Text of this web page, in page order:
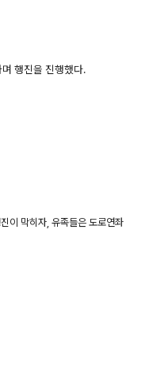
행진을 진행했다.
이 막히자, 유족들은 도로연좌